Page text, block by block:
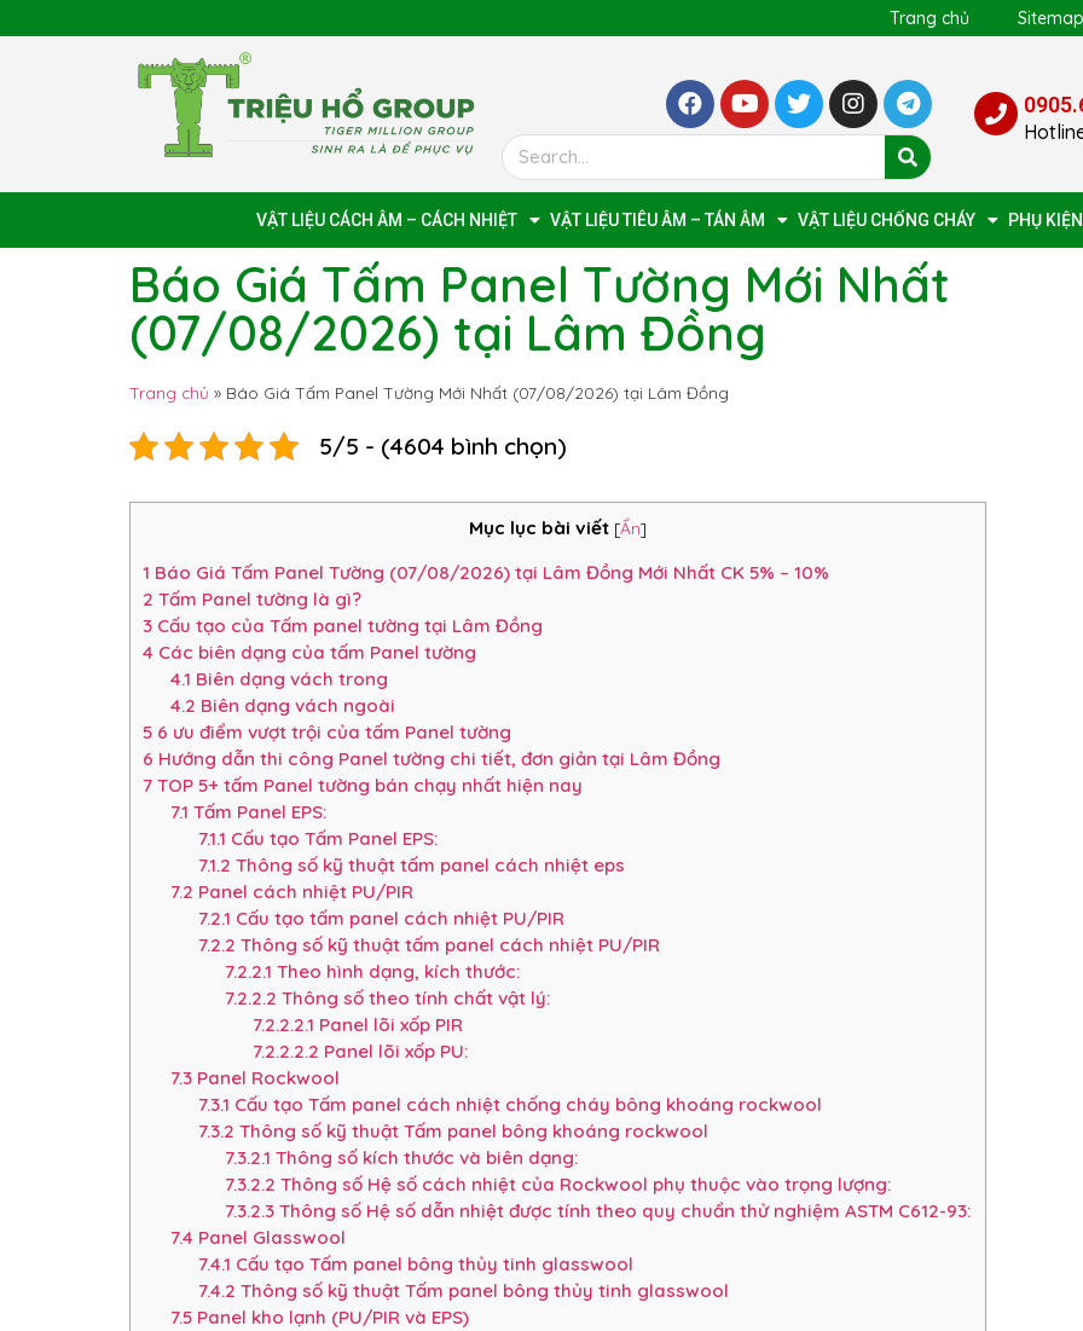
Trang chủ Sitemap
VẬT LIỆU CÁCH ÂM – CÁCH NHIỆT VẬT LIỆU TIÊU ÂM – TÁN ÂM VẬT LIỆU CHỐNG CHÁY PHỤ
Báo Giá Tấm Panel Tường Mới Nhất
(07/08/2026) tại Lâm Đồng
Trang chủ » Báo Giá Tấm Panel Tường Mới Nhất (07/08/2026) tại Lâm Đồng
5/5 - (4604 bình chọn)
Mục lục bài viết [Ẩn]
1 Báo Giá Tấm Panel Tường (07/08/2026) tại Lâm Đồng Mới Nhất CK 5% – 10%
2 Tấm Panel tường là gì?
3 Cấu tạo của Tấm panel tường tại Lâm Đồng
4 Các biên dạng của tấm Panel tường
4.1 Biên dạng vách trong
4.2 Biên dạng vách ngoài
5 6 ưu điểm vượt trội của tấm Panel tường
6 Hướng dẫn thi công Panel tường chi tiết, đơn giản tại Lâm Đồng
7 TOP 5+ tấm Panel tường bán chạy nhất hiện nay
7.1 Tấm Panel EPS:
7.1.1 Cấu tạo Tấm Panel EPS:
7.1.2 Thông số kỹ thuật tấm panel cách nhiệt eps
7.2 Panel cách nhiệt PU/PIR
7.2.1 Cấu tạo tấm panel cách nhiệt PU/PIR
7.2.2 Thông số kỹ thuật tấm panel cách nhiệt PU/PIR
7.2.2.1 Theo hình dạng, kích thước:
7.2.2.2 Thông số theo tính chất vật lý:
7.2.2.2.1 Panel lõi xốp PIR
7.2.2.2.2 Panel lõi xốp PU:
7.3Panel Rockwool
7.3.1 Cấu tạo Tấm panel cách nhiệt chống cháy bông khoáng rockwool
7.3.2 Thông số kỹ thuật Tấm panel bông khoáng rockwool
7.3.2.1 Thông số kích thước và biên dạng:
7.3.2.2 Thông số Hệ số cách nhiệt của Rockwool phụ thuộc vào trọng lượng:
7.3.2.3 Thông số Hệ số dẫn nhiệt được tính theo quy chuẩn thử nghiệm ASTM C612-93:
7.4 Panel Glasswool
7.4.1 Cấu tạo Tấm panel bông thủy tinh glasswool
7.4.2 Thông số kỹ thuật Tấm panel bông thủy tinh glasswool
7.5Panel kho lạnh (PU/PIR và EPS)